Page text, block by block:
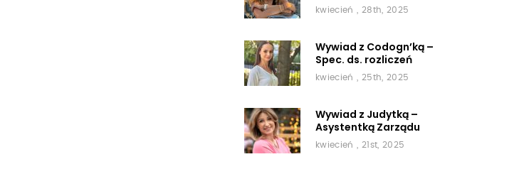
kwiecień , 28th, 2025
Wywiad z Codogn’ką –
Spec. ds. rozliczeń
kwiecień , 25th, 2025
Wywiad z Judytką –
Asystentką Zarządu
kwiecień , 21st, 2025